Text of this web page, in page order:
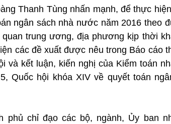
Thanh Tùng nhấn mạnh, để thực
ngân sách nhà nước năm 2016 theo
trung ương, địa phương kịp thời
các đề xuất được nêu trong Báo cáo
và kết luận, kiến nghị của Kiểm toán
Quốc hội khóa XIV về quyết toán
phủ chỉ đạo các bộ, ngành, Ủy ban